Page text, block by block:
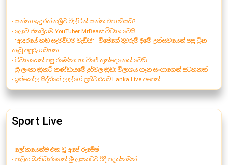
- යන්න හැදු රත්නශ්‍රීට ටිල්වින් යන්න එපා කියයි?
- ලොව ජනප්‍රියම YouTuber MrBeast විවාහ වෙයි
- "ආදරයේ හඬ සැමවිටම වැඩියි" - විජේගේ දිවුරුම් දීමේ උත්සවයෙන් පසු ට්‍රිෂා
තැබූ අපූරු සටහන
- විවාහයෙන් පසු රශ්මිකා හා විජේ තුන්දෙනෙක් වෙයි
- ශ්‍රී ලංකා ක්‍රිකට් කණ්ඩායමේ දුර්වල ක්‍රීඩා විලාශය ගැන සංගාගෙන් සටහනක්
- ඉස්කෝල සිද්ධියේ ලාල්ගේ ප්‍රතිචාරයට Lanka Live අපෙන්
Sport Live
- ලෝකයෙන්ම එක වූ අපේ රුමේෂ්
- පාලිත බණ්ඩාරගෙන් ශ්‍රී ලංකාවට රිදී පදක්කමක්